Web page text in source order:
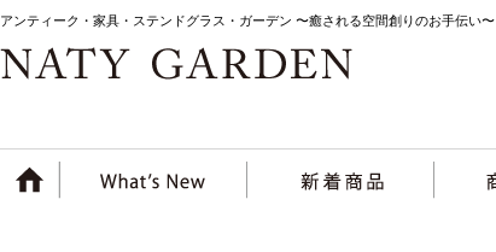
アンティーク・家具・ステンドグラス・ガーデン 〜癒される空間創りのお手伝い〜